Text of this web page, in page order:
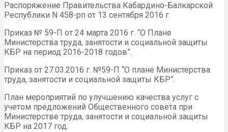
Распоряжение Правительства Кабардино-Балкарской
Республики N 458-рп от 13 сентября 2016 г.
Приказ № 59-П от 24 марта 2016 г. “О Плане
Министерства труда, занятости и социальной защиты
КБР на период 2016-2018 годов”.
Приказ от 27.03.2016 г. №59-П “О плане Министерства
труда, занятости и социальной защиты КБР”.
План мероприятий по улучшению качества услуг с
учетом предложений Общественного совета при
Министерстве труда, занятости и социальной защиты
КБР на 2017 год.